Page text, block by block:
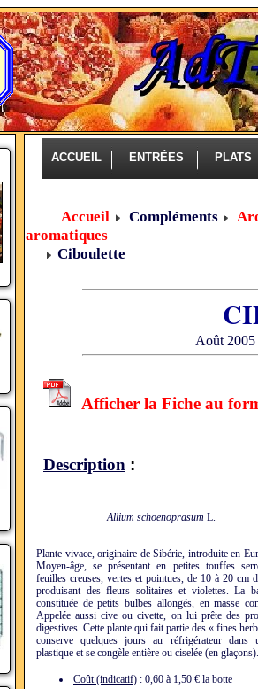
ACCUEIL ENTRÉES PLATS
Accueil Compléments
aromatiques
Ciboulette
Août 2005
Afficher la Fiche au
Description :
Allium schoenoprasum L.
Plante vivace, originaire de Sibérie, introduite en
Moyen-âge, se présentant en petites touffes
feuilles creuses, vertes et pointues, de 10 à 20 cm
produisant des fleurs solitaires et violettes. La
constituée de petits bulbes allongés, en masse
Appelée aussi cive ou civette, on lui prête des
digestives. Cette plante qui fait partie des « fines
conserve quelques jours au réfrigérateur dans
plastique et se congèle entière ou ciselée (en glaçons).
Coût (indicatif) : 0,60 à 1,50 € la botte